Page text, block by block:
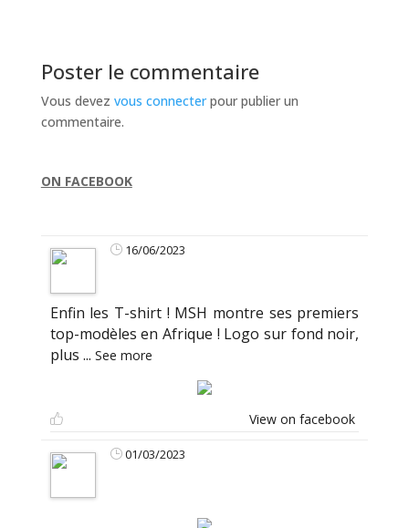
Poster le commentaire
Vous devez vous connecterpour publier un
commentaire.
ON FACEBOOK
16/06/2023
Enfin les T-shirt ! MSH montre ses premiers
top-modèles en Afrique ! Logo sur fond noir,
plus ... See more
View on facebook
01/03/2023